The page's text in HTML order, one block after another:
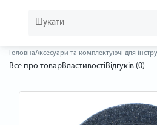
ГоловнаАксесуари та комплектуючі для
Все про товарВластивостіВідгуків (0)